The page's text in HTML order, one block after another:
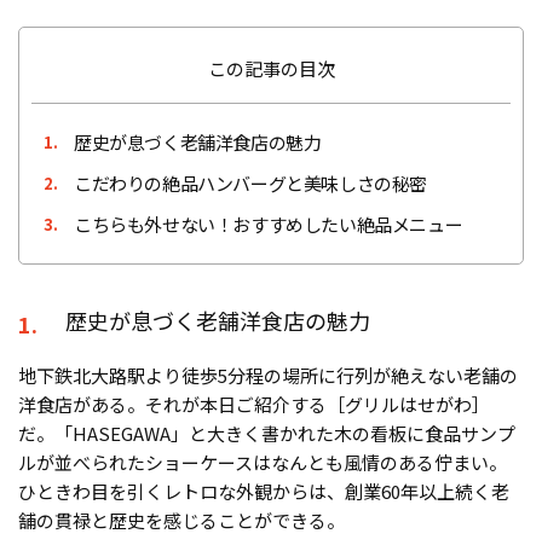
この記事の目次
1. 歴史が息づく老舗洋食店の魅力
2. こだわりの絶品ハンバーグと美味しさの秘密
3. こちらも外せない！おすすめしたい絶品メニュー
1. 歴史が息づく老舗洋食店の魅力
地下鉄北大路駅より徒歩5分程の場所に行列が絶えない老舗の
洋食店がある。それが本日ご紹介する［グリルはせがわ］
だ。「HASEGAWA」と大きく書かれた木の看板に食品サンプ
ルが並べられたショーケースはなんとも風情のある佇まい。
ひときわ目を引くレトロな外観からは、創業60年以上続く老
舗の貫禄と歴史を感じることができる。